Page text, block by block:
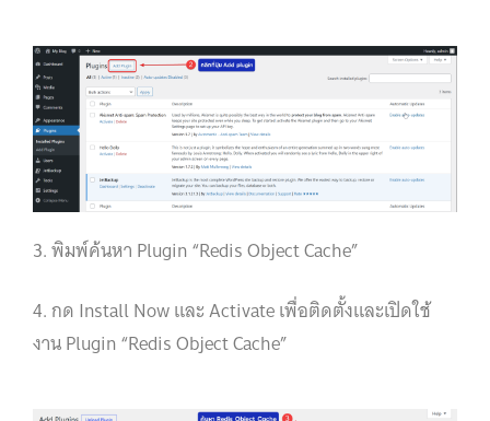
3. พิมพ์ค้นหา Plugin “Redis Object Cache”
4. กด Install Now และ Activate เพื่อติดตั้งและเปิดใช้
งาน Plugin “Redis Object Cache”